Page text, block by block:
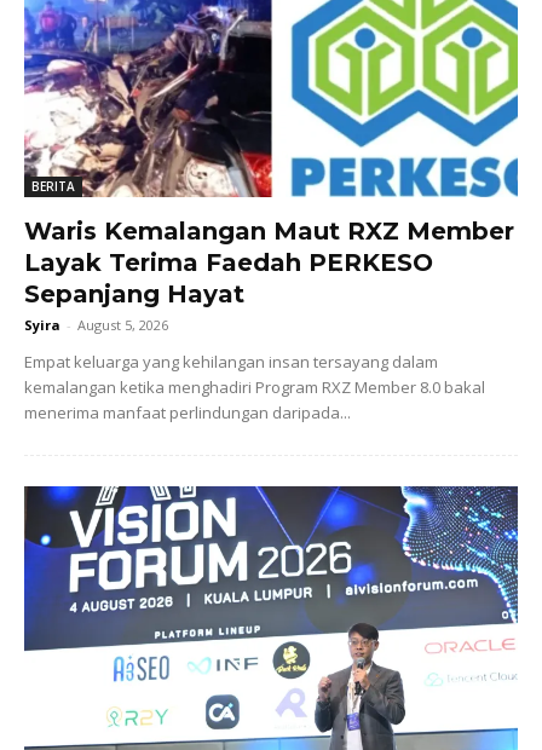
BERITA
Waris Kemalangan Maut RXZ Member
Layak Terima Faedah PERKESO
Sepanjang Hayat
Syira - August 5, 2026
Empat keluarga yang kehilangan insan tersayang dalam
kemalangan ketika menghadiri Program RXZ Member 8.0 bakal
menerima manfaat perlindungan daripada...